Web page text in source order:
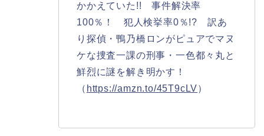
かかえていた!! 事件解決率
100％！ 犯人検挙率0％!? 訳あ
り探偵・鴨乃橋ロンがピュアでマヌ
ケな捜査一課の刑事・一色都々丸と
鮮烈に謎を解き明かす！
（ https://amzn.to/45T9cLV）